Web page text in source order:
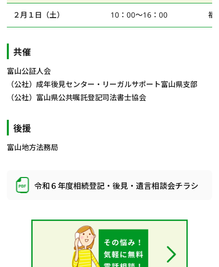
２月１日（土） 10：00～16：00 福
共催
富山公証人会
（公社）成年後見センター・リーガルサポート富山県支部
（公社）富山県公共嘱託登記司法書士協会
後援
富山地方法務局
令和６年度相続登記・後見・遺言相談会チラシ